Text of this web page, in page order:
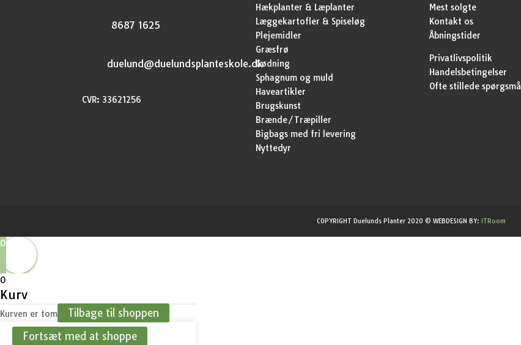
8687 1625
duelund@duelundsplanteskole.dk
CVR: 33621256
Hækplanter & Læplanter
Læggekartofler & Spiseløg
Plejemidler
Græsfrø
Gødning
Sphagnum og muld
Haveartikler
Brugskunst
Brænde/Træpiller
Bigbags med fri levering
Nyttedyr
Mest solgte
Kontakt os
Åbningstider
Privatlivspolitik
Handelsbetingelser
Ofte stillede spørgsmål
COPYRIGHT Duelunds Planter 2020 © WEBDESIGN BY: ITRoom
0
0
Kurv
Kurven er tom
Tilbage til shoppen
Fortsæt med at shoppe